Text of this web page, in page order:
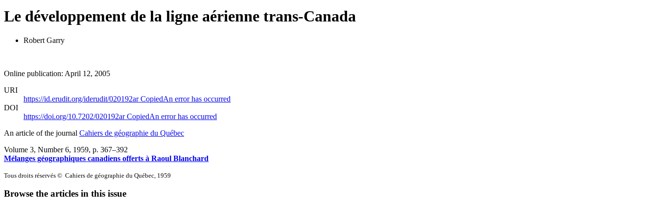
Le développement de la ligne aérienne trans-Canada
Robert Garry
Online publication: April 12, 2005
URI
https://id.erudit.org/iderudit/020192arCopiedAn error has occurred
DOI
https://doi.org/10.7202/020192arCopiedAn error has occurred
An article of the journal Cahiers de géographie du Québec
Volume 3, Number 6, 1959, p. 367–392
Mélanges géographiques canadiens offerts à Raoul Blanchard
Tous droits réservés © Cahiers de géographie du Québec, 1959
Browse the articles in this issue